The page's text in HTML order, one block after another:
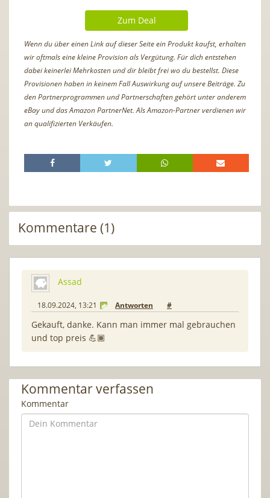
Zum Deal
Wenn du über einen Link auf dieser Seite ein Produkt kaufst, erhalten
wir oftmals eine kleine Provision als Vergütung. Für dich entstehen
dabei keinerlei Mehrkosten und dir bleibt frei wo du bestellst. Diese
Provisionen haben in keinem Fall Auswirkung auf unsere Beiträge. Zu
den Partnerprogrammen und Partnerschaften gehört unter anderem
eBay und das Amazon PartnerNet. Als Amazon-Partner verdienen wir
an qualifizierten Verkäufen.
Kommentare (1)
Assad
18.09.2024, 13:21 Antworten #
Gekauft, danke. Kann man immer mal gebrauchen
und top preis 💪🏾
Kommentar verfassen
Kommentar